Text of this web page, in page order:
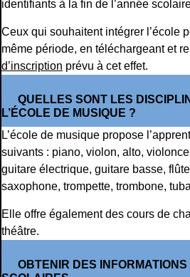
identifiants à la fin de l’année
Ceux qui souhaitent intégrer l’école
même période, en téléchargeant et
d’inscription prévu à cet effet.
QUELLES SONT LES
L’ÉCOLE DE MUSIQUE ?
L’école de musique propose
suivants : piano, violon, alto,
guitare électrique, guitare basse,
saxophone, trompette, trombone,
Elle offre également des cours de
théâtre.
OBTENIR DES